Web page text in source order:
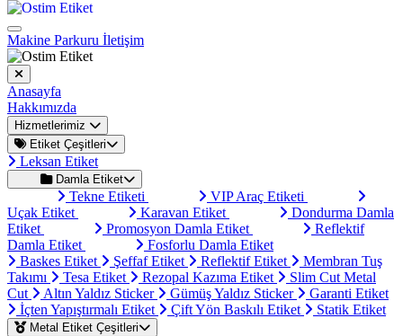
Makine Parkuru İletişim
Anasayfa
Hakkımızda
Hizmetlerimiz
Etiket Çeşitleri
Leksan Etiket
Damla Etiket
Tekne Etiketi
VIP Araç Etiketi
Uçak Etiket
Karavan Etiket
Dondurma Damla
Etiket
Promosyon Damla Etiket
Reflektif
Damla Etiket
Fosforlu Damla Etiket
Baskes Etiket
Şeffaf Etiket Reflektif Etiket
Membran Tuş
Takımı
Tesa Etiket Rezopal Kazıma Etiket
Slim Cut Metal
Cut
Altın Yaldız Sticker Gümüş Yaldız Sticker
Garanti Etiket
İçten Yapıştırmalı Etiket
Çift Yön Baskılı Etiket Statik Etiket
Metal Etiket Çeşitleri